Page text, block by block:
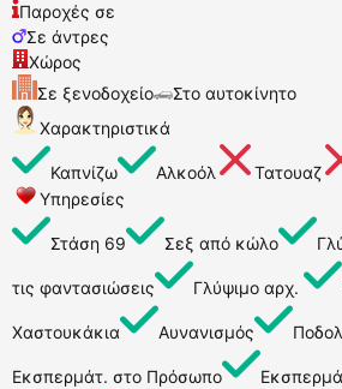
Παροχές σε
Σε άντρες
Χώρος
Σε ξενοδοχείο
Στο αυτοκίνητο
Χαρακτηριστικά
Καπνίζω Αλκοόλ Τατουαζ
Υπηρεσίες
Στάση 69 Σεξ από κώλο
τις φαντασιώσεις Γλύψιμο αρχ.
Χαστουκάκια Αυνανισμός
Εκσπερμάτ. στο Πρόσωπο